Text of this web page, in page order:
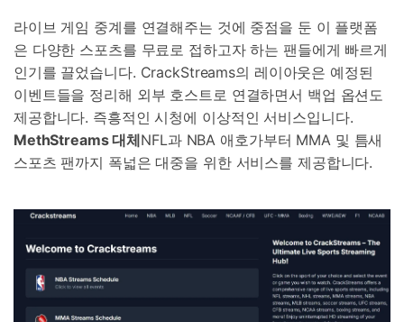
라이브 게임 중계를 연결해주는 것에 중점을 둔 이 플랫폼
은 다양한 스포츠를 무료로 접하고자 하는 팬들에게 빠르게
인기를 끌었습니다. CrackStreams의 레이아웃은 예정된
이벤트들을 정리해 외부 호스트로 연결하면서 백업 옵션도
제공합니다. 즉흥적인 시청에 이상적인 서비스입니다.
MethStreams 대체NFL과 NBA 애호가부터 MMA 및 틈새
스포츠 팬까지 폭넓은 대중을 위한 서비스를 제공합니다.